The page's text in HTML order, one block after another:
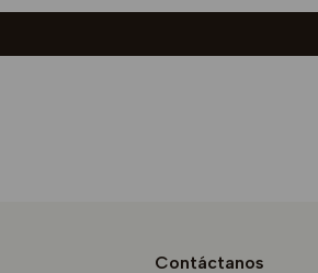
Contáctanos